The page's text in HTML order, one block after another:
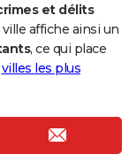
et délits
affiche ainsi un
, ce qui place
villes les plus